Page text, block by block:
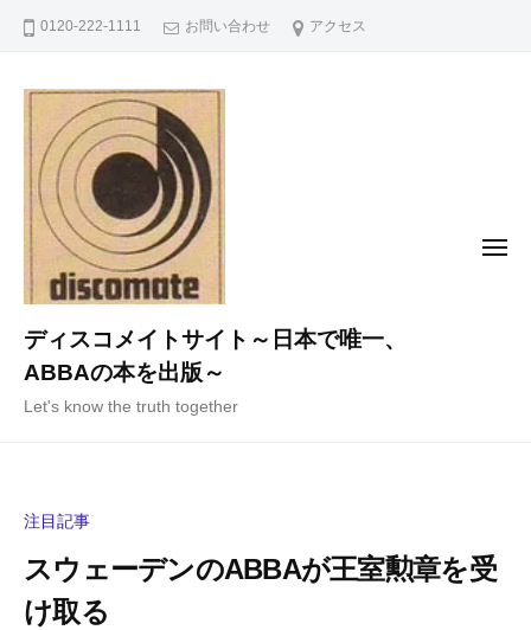
0120-222-1111 お問い合わせ アクセス
ディスコメイトサイト～日本で唯一、
ABBAの本を出版～
Let's know the truth together
メ
注目記事
スウェーデンのABBAが王室勲章を受
け取る